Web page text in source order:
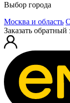
Выбор города
Москва и область
Заказать обратный